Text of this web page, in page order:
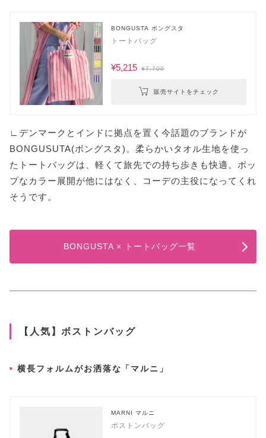
BONGUSTA ボングスタ
トートバッグ
¥5,215 ¥7,700
販売サイトをチェック
∟デンマークとインドに拠点を置く今話題のブランドが
BONGUSUTA(ボングスタ)。柔らかいタオル生地を使っ
たトートバッグは、軽くて旅先での持ち歩きも快適。ポッ
プなカラー展開が他にはなく、コーデの主役になってくれ
そうです。
BONGUSTA × トートバッグ一覧
【人気】ボストンバッグ
横長フォルムがお洒落な「マルニ」
MARNI マルニ
ボストンバッグ